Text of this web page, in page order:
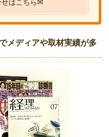
せはこちら✉
メディアや取材実績が多